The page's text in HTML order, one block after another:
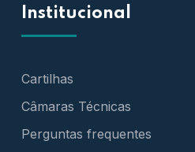
Institucional
Cartilhas
Câmaras Técnicas
Perguntas frequentes